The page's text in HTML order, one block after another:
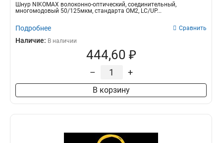
Шнур NIKOMAX волоконно-оптический, соединительный,
многомодовый 50/125мкм, стандарта ОМ2, LC/UP...
Подробнее Сравнить
Наличие: В наличии
444,60 ₽
– +
В корзину